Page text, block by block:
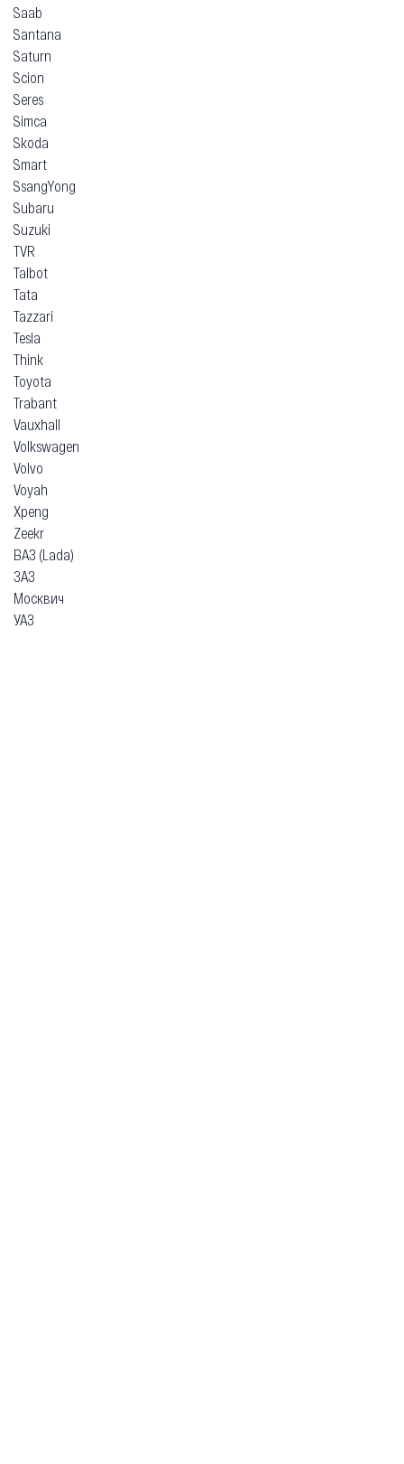
Saab
Santana
Saturn
Scion
Seres
Simca
Skoda
Smart
SsangYong
Subaru
Suzuki
TVR
Talbot
Tata
Tazzari
Tesla
Think
Toyota
Trabant
Vauxhall
Volkswagen
Volvo
Voyah
Xpeng
Zeekr
ВАЗ (Lada)
ЗАЗ
Москвич
УАЗ